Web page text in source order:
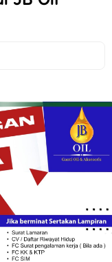
PePe
dll di Sweet
di Es Teh Mas
Kost
PT Damai Global
Sukoharjo
Outlet